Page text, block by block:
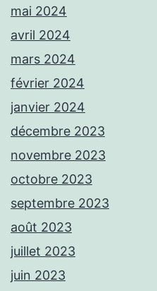
mai 2024
avril 2024
mars 2024
février 2024
janvier 2024
décembre 2023
novembre 2023
octobre 2023
septembre 2023
août 2023
juillet 2023
juin 2023